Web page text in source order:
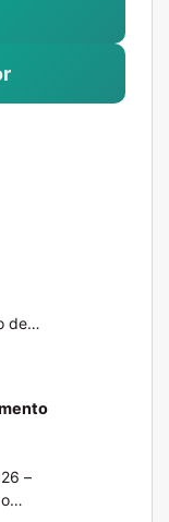
de
as
–